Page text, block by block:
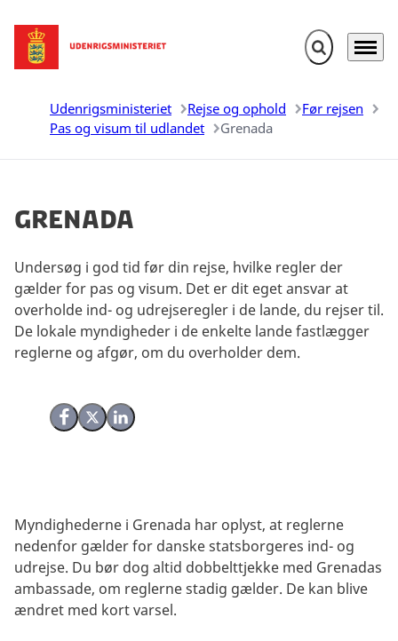
Gå til forsiden Fold søgefelt
Menu
Udenrigsministeriet Rejse og ophold
Før rejsen
Pas og visum til udlandet
Grenada
Grenada
Del på Facebook
Del på X (Twitter)
Del på LinkedIn
Undersøg i god tid før din rejse, hvilke regler der
gælder for pas og visum. Det er dit eget ansvar at
overholde ind- og udrejseregler i de lande, du rejser til.
De lokale myndigheder i de enkelte lande fastlægger
reglerne og afgør, om du overholder dem.
Myndighederne i Grenada har oplyst, at reglerne
nedenfor gælder for danske statsborgeres ind- og
udrejse. Du bør dog altid dobbelttjekke med Grenadas
ambassade, om reglerne stadig gælder. De kan blive
ændret med kort varsel.